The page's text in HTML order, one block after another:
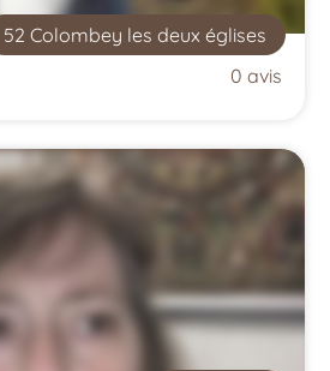
52 Colombey les deux églises
0 avis